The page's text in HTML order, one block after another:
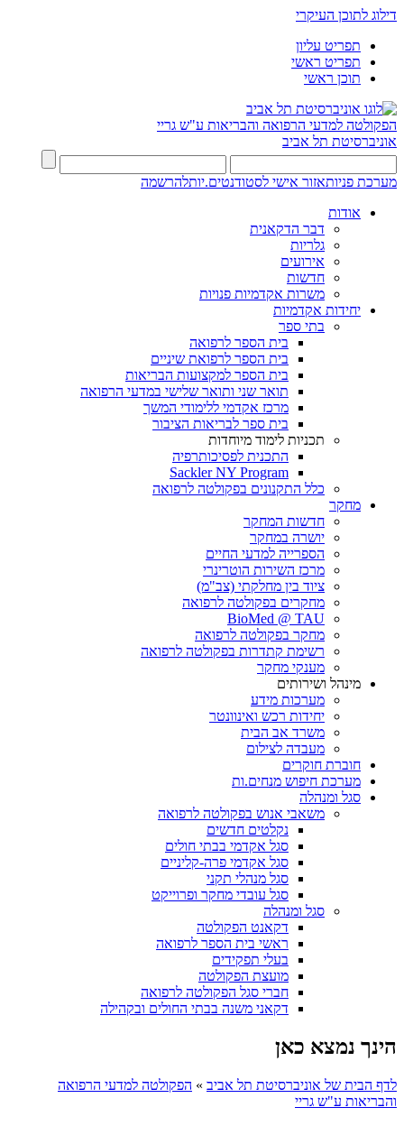
דילוג לתוכן העיקרי
תפריט עליון
תפריט ראשי
תוכן ראשי
הפקולטה למדעי הרפואה והבריאות ע"ש גריי
אוניברסיטת תל אביב
מערכת פניותאזור אישי לסטודנטים.יותלהרשמה
אודות
דבר הדקאנית
גלריות
אירועים
חדשות
משרות אקדמיות פנויות
יחידות אקדמיות
בתי ספר
בית הספר לרפואה
בית הספר לרפואת שיניים
בית הספר למקצועות הבריאות
תואר שני ותואר שלישי במדעי הרפואה
מרכז אקדמי ללימודי המשך
בית ספר לבריאות הציבור
תכניות לימוד מיוחדות
התכנית לפסיכותרפיה
Sackler NY Program
כלל התקנונים בפקולטה לרפואה
מחקר
חדשות המחקר
יושרה במחקר
הספרייה למדעי החיים
מרכז השירות הוטרינרי
ציוד בין מחלקתי (צב"מ)
מחקרים בפקולטה לרפואה
BioMed @ TAU
מחקר בפקולטה לרפואה
רשימת קתדרות בפקולטה לרפואה
מענקי מחקר
מינהל ושירותים
מערכות מידע
יחידות רכש ואינוונטר
משרד אב הבית
מעבדה לצילום
חוברת חוקרים
מערכת חיפוש מנחים.ות
סגל ומנהלה
משאבי אנוש בפקולטה לרפואה
נקלטים חדשים
סגל אקדמי בבתי חולים
סגל אקדמי פרה-קליניים
סגל מנהלי תקני
סגל עובדי מחקר ופרוייקט
סגל ומנהלה
דקאנט הפקולטה
ראשי בית הספר לרפואה
בעלי תפקידים
מועצת הפקולטה
חברי סגל הפקולטה לרפואה
דקאני משנה בבתי החולים ובקהילה
הינך נמצא כאן
לדף הבית של אוניברסיטת תל אביב » הפקולטה למדעי הרפואה
והבריאות ע"ש גריי